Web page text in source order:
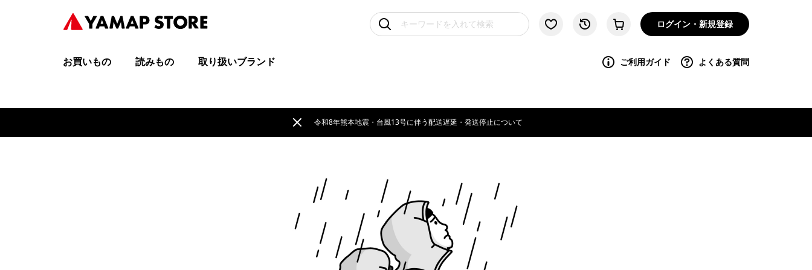
ログイン・新規登録
お買いもの 読みもの 取り扱いブランド ご利用ガイド よくある質問
令和8年熊本地震・台風13号に伴う配送遅延・発送停止について